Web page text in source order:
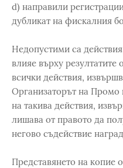
d) направили
дубликат на фискалния
Недопустими са
влияе върху резултатите
всички действия,
Организаторът на Промо
на такива действия,
лишава от правото да
негово съдействие
Представянето на копие